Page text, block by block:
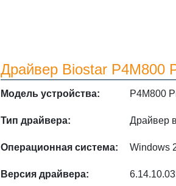
Драйвер Biostar P4M800
Модель устройства: P4M800
Тип драйвера: Драйвер
Операционная система: Windows
Версия драйвера: